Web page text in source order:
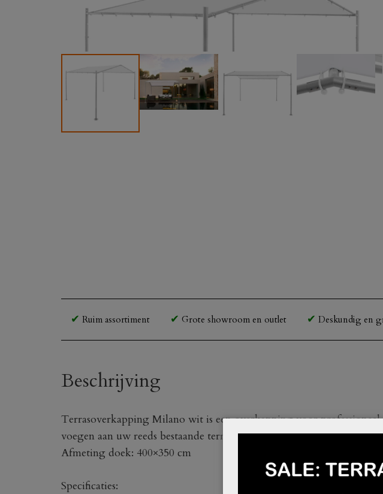
Ruim assortiment Grote showroom en outlet Deskundig en
Beschrijving
Terrasoverkapping Milano wit is een overkapping voor
voegen aan uw reeds bestaande terras.
Afmeting doek: 400×350 cm
Specificaties: